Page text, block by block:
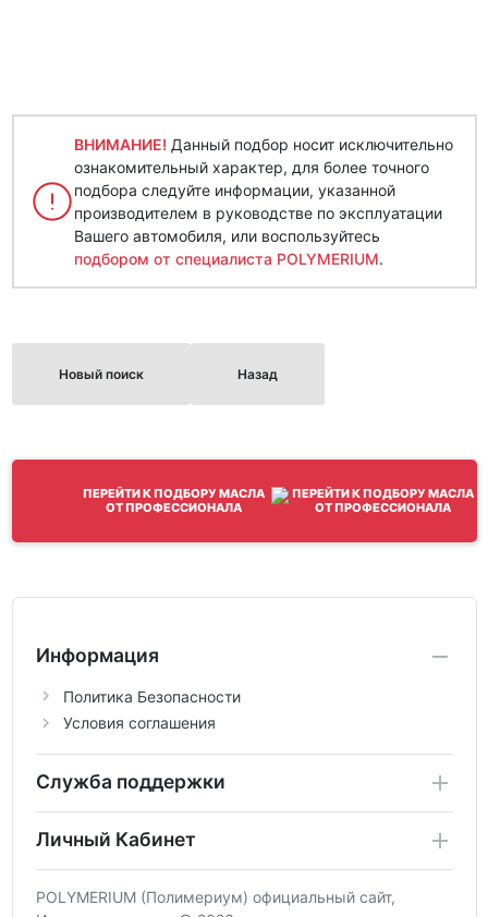
ВНИМАНИЕ! Данный подбор носит исключительно
ознакомительный характер, для более точного
подбора следуйте информации, указанной
производителем в руководстве по эксплуатации
Вашего автомобиля, или воспользуйтесь
подбором от специалиста POLYMERIUM.
Новый поиск Назад
ПЕРЕЙТИ К ПОДБОРУ МАСЛА
ОТ ПРОФЕССИОНАЛА
Информация
Политика Безопасности
Условия соглашения
Служба поддержки
Личный Кабинет
POLYMERIUM (Полимериум) официальный сайт,